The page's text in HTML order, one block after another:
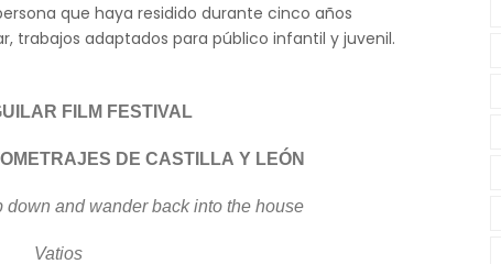
que haya residido durante cinco años
trabajos adaptados para público infantil y juvenil.
FILM FESTIVAL
DE CASTILLA Y LEÓN
down and wander back into the house
Vatios